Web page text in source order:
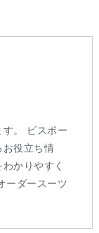
す。 ビスポー
お役立ち情
かりやすく
ーダースーツ